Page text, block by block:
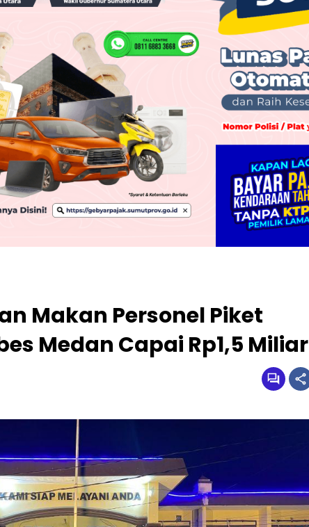
Makan Personel Piket
Medan Capai Rp1,5 Miliar